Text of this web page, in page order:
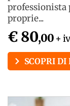
professionista
proprie...
€ 80,00 +
SCOPRI DI